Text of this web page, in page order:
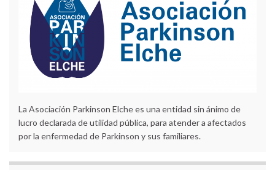
La Asociación Parkinson Elche es una entidad sin ánimo de
lucro declarada de utilidad pública, para atender a afectados
por la enfermedad de Parkinson y sus familiares.